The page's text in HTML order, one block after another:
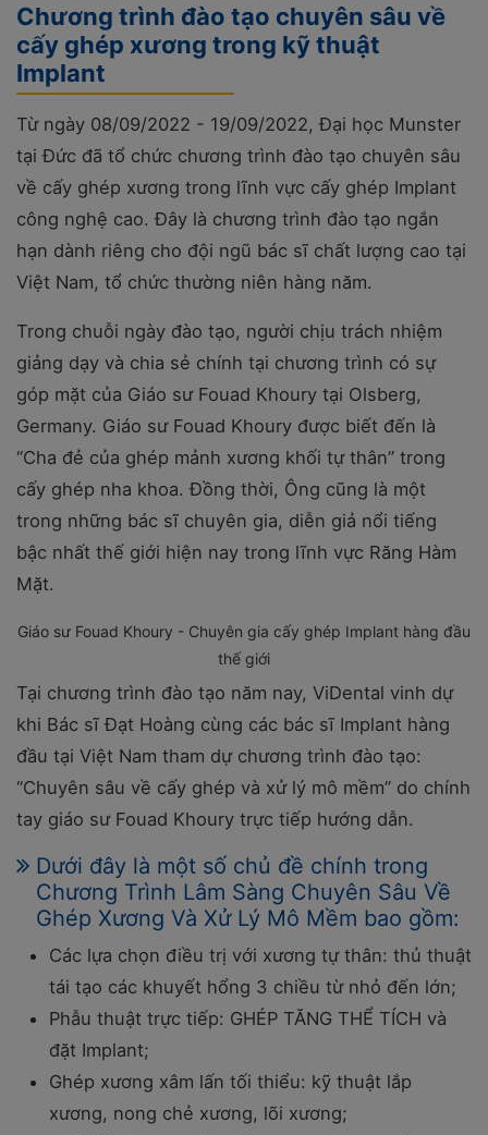
Chương trình đào tạo chuyên sâu về
cấy ghép xương trong kỹ thuật
Implant
Từ ngày 08/09/2022 - 19/09/2022, Đại học Munster
tại Đức đã tổ chức chương trình đào tạo chuyên sâu
về cấy ghép xương trong lĩnh vực cấy ghép Implant
công nghệ cao. Đây là chương trình đào tạo ngắn
hạn dành riêng cho đội ngũ bác sĩ chất lượng cao tại
Việt Nam, tổ chức thường niên hàng năm.
Trong chuỗi ngày đào tạo, người chịu trách nhiệm
giảng dạy và chia sẻ chính tại chương trình có sự
góp mặt của Giáo sư Fouad Khoury tại Olsberg,
Germany. Giáo sư Fouad Khoury được biết đến là
“Cha đẻ của ghép mảnh xương khối tự thân” trong
cấy ghép nha khoa. Đồng thời, Ông cũng là một
trong những bác sĩ chuyên gia, diễn giả nổi tiếng
bậc nhất thế giới hiện nay trong lĩnh vực Răng Hàm
Mặt.
Giáo sư Fouad Khoury - Chuyên gia cấy ghép Implant hàng đầu
thế giới
Tại chương trình đào tạo năm nay, ViDental vinh dự
khi Bác sĩ Đạt Hoàng cùng các bác sĩ Implant hàng
đầu tại Việt Nam tham dự chương trình đào tạo:
“Chuyên sâu về cấy ghép và xử lý mô mềm” do chính
tay giáo sư Fouad Khoury trực tiếp hướng dẫn.
Dưới đây là một số chủ đề chính trong
Chương Trình Lâm Sàng Chuyên Sâu Về
Ghép Xương Và Xử Lý Mô Mềm bao gồm:
Các lựa chọn điều trị với xương tự thân: thủ thuật
tái tạo các khuyết hổng 3 chiều từ nhỏ đến lớn;
Phẫu thuật trực tiếp: GHÉP TĂNG THỂ TÍCH và
đặt Implant;
Ghép xương xâm lấn tối thiểu: kỹ thuật lắp
xương, nong chẻ xương, lõi xương;